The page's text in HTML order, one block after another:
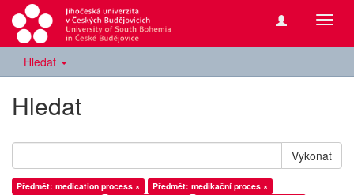
Hledat
Hledat
Vykonat
Předmět: medication process ×
Předmět: medikační proces ×